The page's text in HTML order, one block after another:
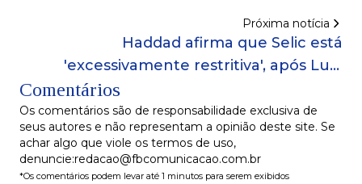
Próxima notícia
Haddad afirma que Selic está
'excessivamente restritiva', após Lula
liberar que auxiliares critiquem Galípolo
Comentários
Os comentários são de responsabilidade exclusiva de
seus autores e não representam a opinião deste site. Se
achar algo que viole os termos de uso,
denuncie:redacao@fbcomunicacao.com.br
*Os comentários podem levar até 1 minutos para serem exibidos